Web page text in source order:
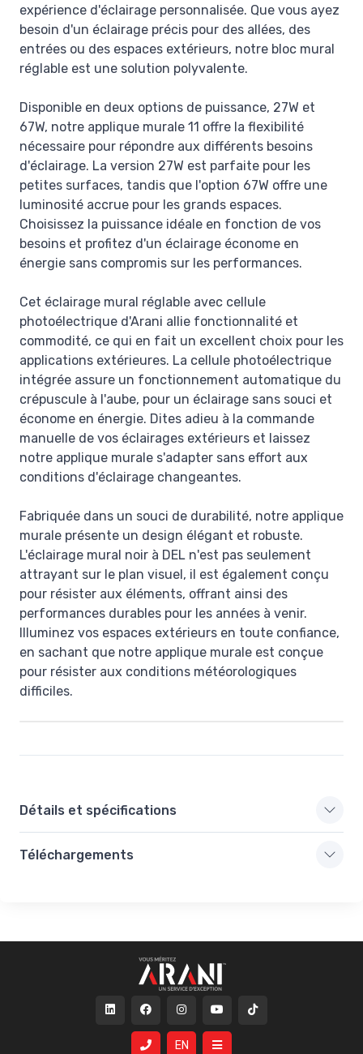
expérience d'éclairage personnalisée. Que vous ayez
besoin d'un éclairage précis pour des allées, des
entrées ou des espaces extérieurs, notre bloc mural
réglable est une solution polyvalente.
Disponible en deux options de puissance, 27W et
67W, notre applique murale 11 offre la flexibilité
nécessaire pour répondre aux différents besoins
d'éclairage. La version 27W est parfaite pour les
petites surfaces, tandis que l'option 67W offre une
luminosité accrue pour les grands espaces.
Choisissez la puissance idéale en fonction de vos
besoins et profitez d'un éclairage économe en
énergie sans compromis sur les performances.
Cet éclairage mural réglable avec cellule
photoélectrique d'Arani allie fonctionnalité et
commodité, ce qui en fait un excellent choix pour les
applications extérieures. La cellule photoélectrique
intégrée assure un fonctionnement automatique du
crépuscule à l'aube, pour un éclairage sans souci et
économe en énergie. Dites adieu à la commande
manuelle de vos éclairages extérieurs et laissez
notre applique murale s'adapter sans effort aux
conditions d'éclairage changeantes.
Fabriquée dans un souci de durabilité, notre applique
murale présente un design élégant et robuste.
L'éclairage mural noir à DEL n'est pas seulement
attrayant sur le plan visuel, il est également conçu
pour résister aux éléments, offrant ainsi des
performances durables pour les années à venir.
Illuminez vos espaces extérieurs en toute confiance,
en sachant que notre applique murale est conçue
pour résister aux conditions météorologiques
difficiles.
Détails et spécifications
Téléchargements
EN